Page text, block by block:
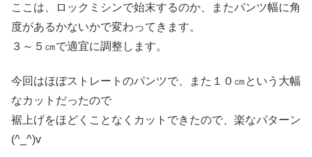
ここは、ロックミシンで始末するのか、またパンツ幅に角
度があるかないかで変わってきます。
３～５㎝で適宜に調整します。
今回はほぼストレートのパンツで、また１０㎝という大幅
なカットだったので
裾上げをほどくことなくカットできたので、楽なパターン
(^_^)v